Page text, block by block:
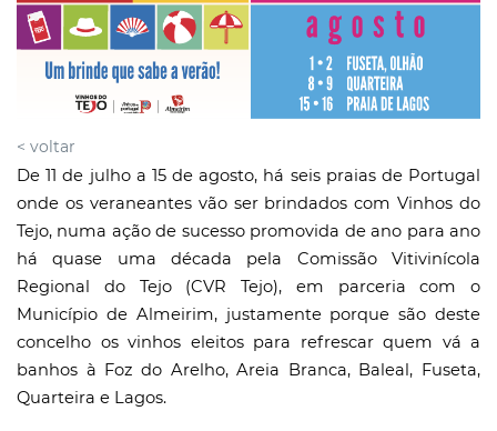
< voltar
De 11 de julho a 15 de agosto, há seis praias de Portugal
onde os veraneantes vão ser brindados com Vinhos do
Tejo, numa ação de sucesso promovida de ano para ano
há quase uma década pela Comissão Vitivinícola
Regional do Tejo (CVR Tejo), em parceria com o
Município de Almeirim, justamente porque são deste
concelho os vinhos eleitos para refrescar quem vá a
banhos à Foz do Arelho, Areia Branca, Baleal, Fuseta,
Quarteira e Lagos.